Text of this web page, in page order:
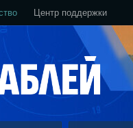
Центр поддержки